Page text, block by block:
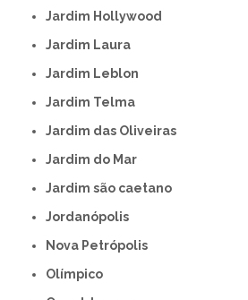
Jardim Hollywood
Jardim Laura
Jardim Leblon
Jardim Telma
Jardim das Oliveiras
Jardim do Mar
Jardim são caetano
Jordanópolis
Nova Petrópolis
Olímpico